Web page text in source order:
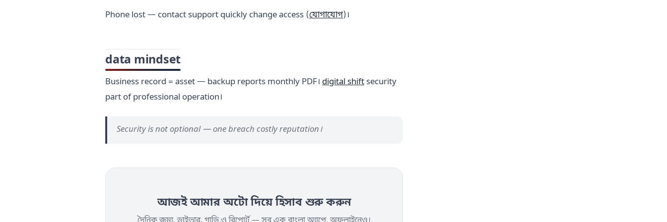
Phone lost — contact support quickly change access (যোগাযোগ)।
data mindset
Business record = asset — backup reports monthly PDF। digital shift security
part of professional operation।
Security is not optional — one breach costly reputation।
আজই আমার অটো দিয়ে হিসাব শুরু করুন